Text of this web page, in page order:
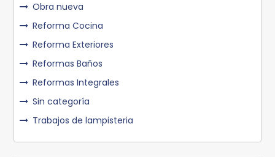
Obra nueva
Reforma Cocina
Reforma Exteriores
Reformas Baños
Reformas Integrales
Sin categoría
Trabajos de lampisteria